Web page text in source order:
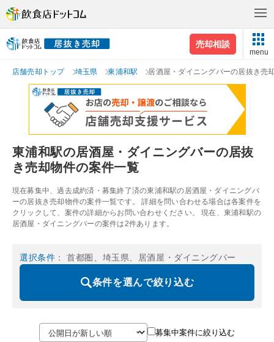
売却相談
menu
店舗売却トップ 埼玉県 東浦和駅 居酒屋・ダイニングバーの居抜き売
東浦和駅の居酒屋・ダイニングバーの居抜
き売却物件の案件一覧
現在募集中、過去成約済・募集終了済の東浦和駅の居酒屋・ダイニングバ
ーの居抜き売却物件の案件一覧です。 詳細を問い合わせる場合は各案件を
クリックして、案件の詳細からお問い合わせください。 現在、東浦和駅の
居酒屋・ダイニングバーの案件は2件あります。
選択条件 ： 首都圏、埼玉県、居酒屋・ダイニングバー
条件を選んで絞り込む
募集中案件に絞り込む